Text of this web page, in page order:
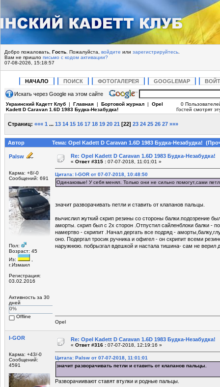
Добро пожаловать, Гость . Пожалуйста, войдите или зарегистрируйтесь
Вам не пришло письмо с кодом активации?
07-08-2026, 15:18:57
НАЧАЛО ПОИСК ФОТОГАЛЕРЕЯ GOOGLEMAP
Искать через Google на этом сайте
Украинский Кадетт Клуб | Главная | Бортовой журнал | Opel
Kadett D Caravan 1.6D 1983 Будка-Незабудка!
0
Гостей смотрят
Страниц: ««« 1 ... 13 14 15 16 17 18 19 20 21 [22] 23 24 25 26 27 »»»
Автор Тема: Opel Kadett D Caravan 1.6D 1983 Будка-Незабудка!
Palsw
Карма: +8/-0
Сообщений: 691
Пол:
Возраст: 45
Из:
г.Измаил
Регистрация:
03.02.2016
Активность за 30
дней
0%
Offline
Re: Opel Kadett D Caravan 1.6D 1983 Будка-Незабудка!
« Ответ #315 : 07-07-2018, 11:01:01 »
Цитата: I-GOR от 07-07-2018, 10:48:50
Одинаковые! У себя менял. Только они не сильно помогут,сами
значит разворачивать петли и ставить от клапанов пальцы.
вычислил жуткий скрип резины со стороны балки.подозрение
аморты. скрип был с 2х сторон .Отпустил сайленблоки балки -
намертво - скрипит .Начал дергать все подряд -
оно. Подергал тросик ручника и офигел - он скрипит всеми
наружнюю. побрызгал вдешкой и настала тишина- сам не верил
Opel
I-GOR
Карма: +43/-0
Сообщений:
4591
Re: Opel Kadett D Caravan 1.6D 1983 Будка-Незабудка!
« Ответ #316 : 07-07-2018, 12:19:16 »
Цитата: Palsw от 07-07-2018, 11:01:01
значит разворачивать петли и ставить от клапанов пальцы.
Разворачиивают ставят втулки и родные пальцы.